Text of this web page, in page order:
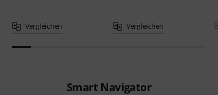
Vergleichen Vergleichen
Smart Navigator